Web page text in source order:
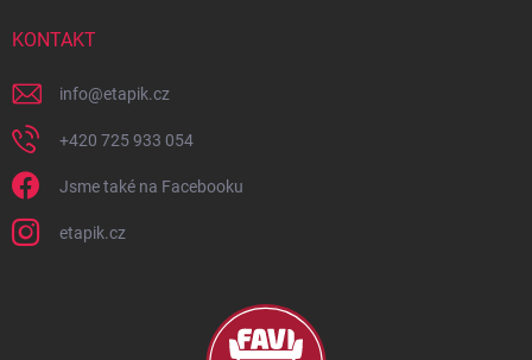
KONTAKT
info@etapik.cz
+420 725 933 054
Jsme také na Facebooku
etapik.cz